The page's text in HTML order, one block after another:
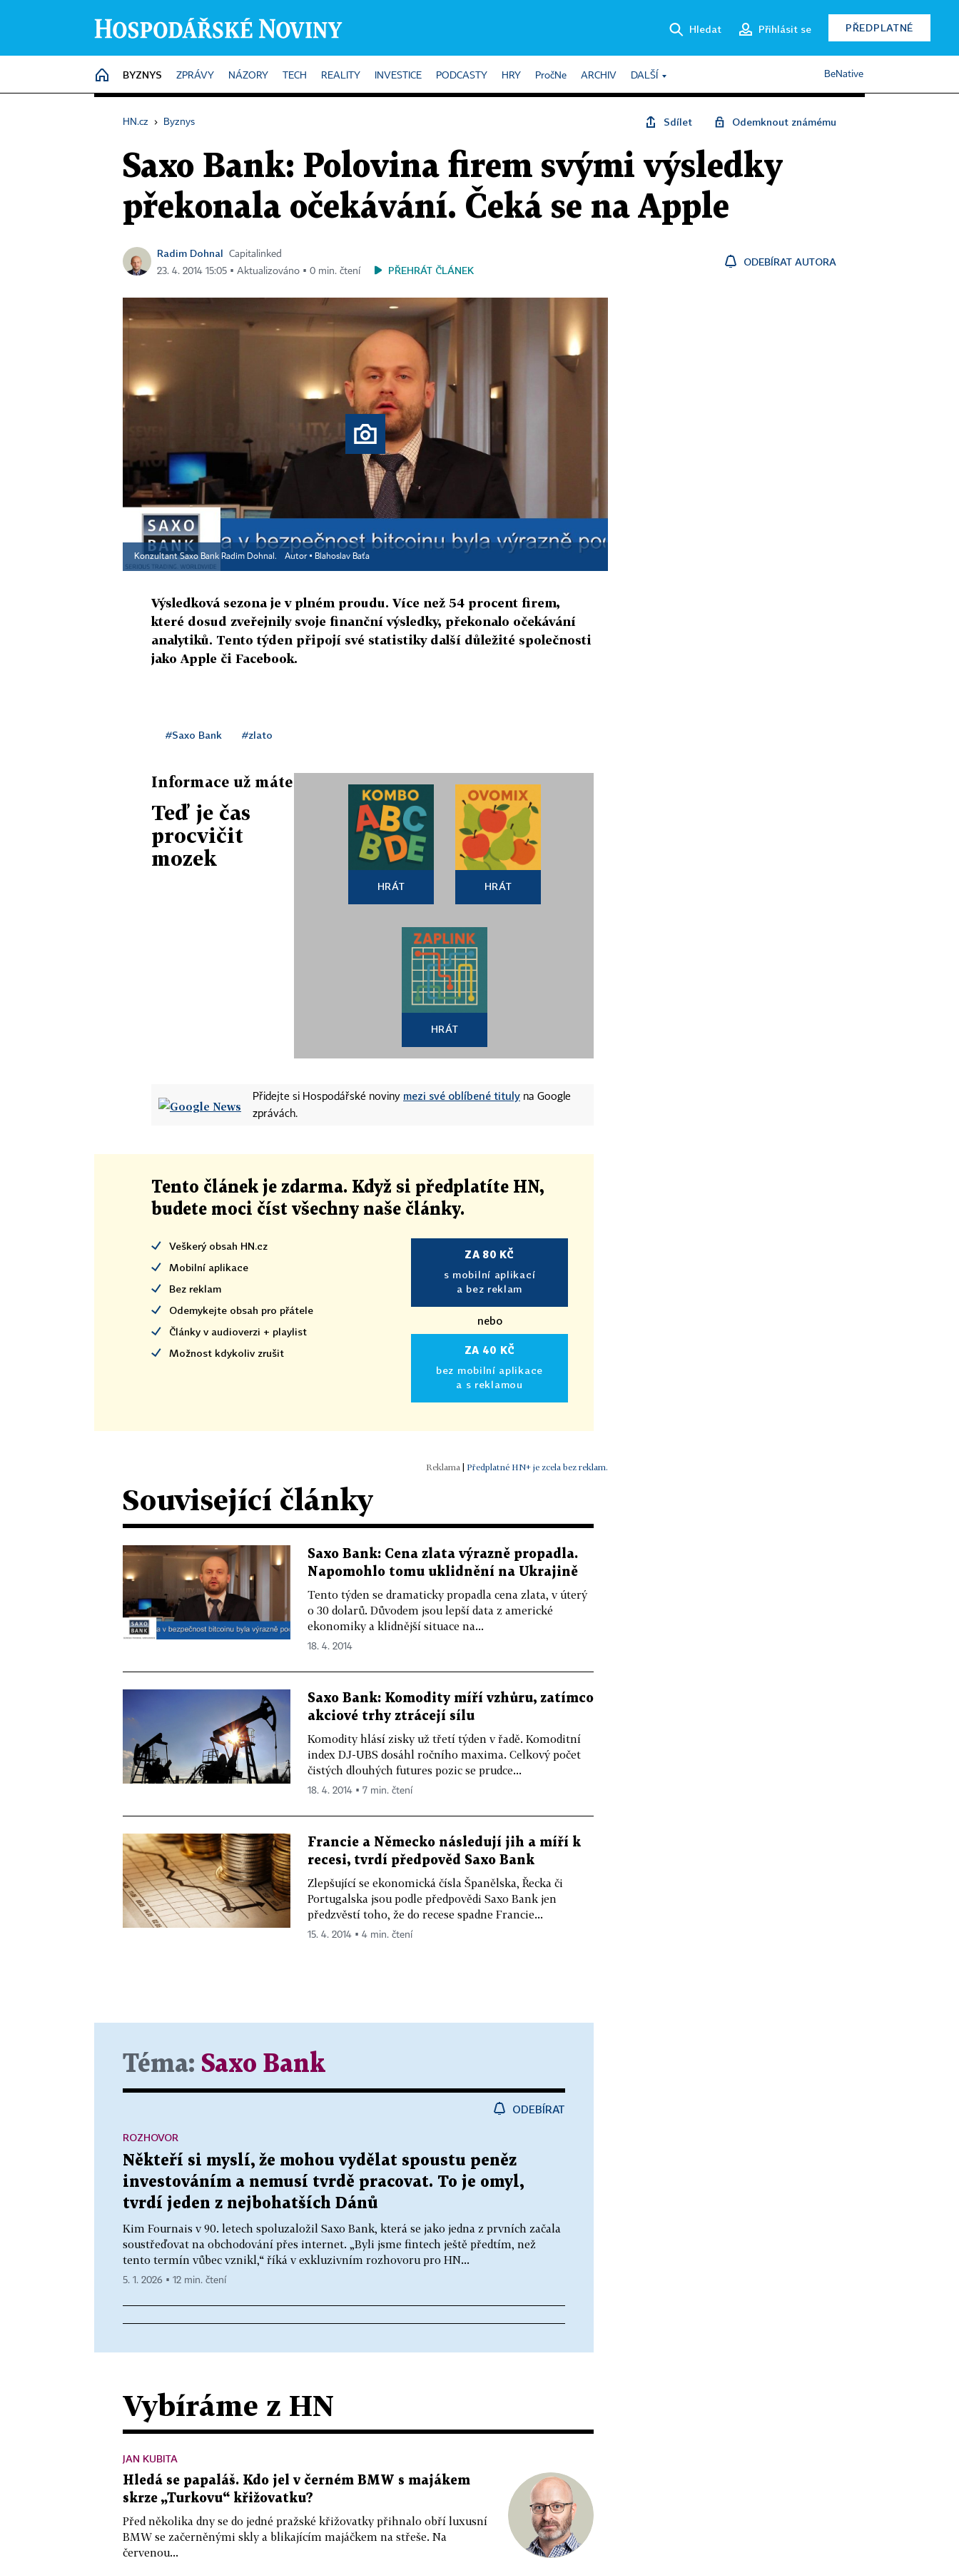
Hledat Přihlásit se PŘEDPLATNÉ
HOME
BYZNYS ZPRÁVY NÁZORY TECH REALITY INVESTICE PODCASTY HRY PročNe ARCHIV DALŠÍ BeNative
HN.cz › Byznys Sdílet Odemknout známému
Saxo Bank: Polovina firem svými výsledky
překonala očekávání. Čeká se na Apple
Radim Dohnal
Capitalinked
23. 4. 2014 15:05 ▪ Aktualizováno ▪ 0 min. čtení
PŘEHRÁT ČLÁNEK
ODEBÍRAT AUTORA
Konzultant Saxo Bank Radim Dohnal. Autor ▪ Blahoslav Baťa
Výsledková sezona je v plném proudu. Více než 54 procent firem,
které dosud zveřejnily svoje finanční výsledky, překonalo očekávání
analytiků. Tento týden připojí své statistiky další důležité společnosti
jako Apple či Facebook.
#Saxo Bank #zlato
Informace už máte
Teď je čas
procvičit
mozek
HRÁT HRÁT
HRÁT
Přidejte si Hospodářské noviny mezi své oblíbené tituly na Google
zprávách.
Tento článek je zdarma. Když si předplatíte HN,
budete moci číst všechny naše články.
Veškerý obsah HN.cz
Mobilní aplikace
Bez reklam
Odemykejte obsah pro přátele
Články v audioverzi + playlist
Možnost kdykoliv zrušit
ZA 80 KČ
s mobilní aplikací
a bez reklam
nebo
ZA 40 KČ
bez mobilní aplikace
a s reklamou
| Předplatné HN+ je zcela bez reklam.
Související články
Saxo Bank: Cena zlata výrazně propadla.
Napomohlo tomu uklidnění na Ukrajině
Tento týden se dramaticky propadla cena zlata, v úterý
o 30 dolarů. Důvodem jsou lepší data z americké
ekonomiky a klidnější situace na...
18. 4. 2014
Saxo Bank: Komodity míří vzhůru, zatímco
akciové trhy ztrácejí sílu
Komodity hlásí zisky už třetí týden v řadě. Komoditní
index DJ-UBS dosáhl ročního maxima. Celkový počet
čistých dlouhých futures pozic se prudce...
18. 4. 2014 ▪ 7 min. čtení
Francie a Německo následují jih a míří k
recesi, tvrdí předpověd Saxo Bank
Zlepšující se ekonomická čísla Španělska, Řecka či
Portugalska jsou podle předpovědi Saxo Bank jen
předzvěstí toho, že do recese spadne Francie...
15. 4. 2014 ▪ 4 min. čtení
Téma: Saxo Bank
ODEBÍRAT
Někteří si myslí, že mohou vydělat spoustu peněz
investováním a nemusí tvrdě pracovat. To je omyl,
tvrdí jeden z nejbohatších Dánů
Kim Fournais v 90. letech spoluzaložil Saxo Bank, která se jako jedna z prvních začala
soustřeďovat na obchodování přes internet. „Byli jsme fintech ještě předtím, než
tento termín vůbec vznikl,“ říká v exkluzivním rozhovoru pro HN...
ROZHOVOR
5. 1. 2026 ▪ 12 min. čtení
Vybíráme z HN
JAN KUBITA
Hledá se papaláš. Kdo jel v černém BMW s majákem
skrze „Turkovu“ křižovatku?
Před několika dny se do jedné pražské křižovatky přihnalo obří luxusní
BMW se začerněnými skly a blikajícím majáčkem na střeše. Na
červenou...